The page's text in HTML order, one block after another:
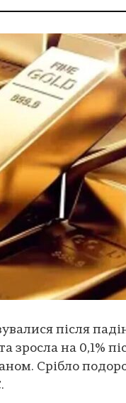
після
зросла на 0,1%
Срібло